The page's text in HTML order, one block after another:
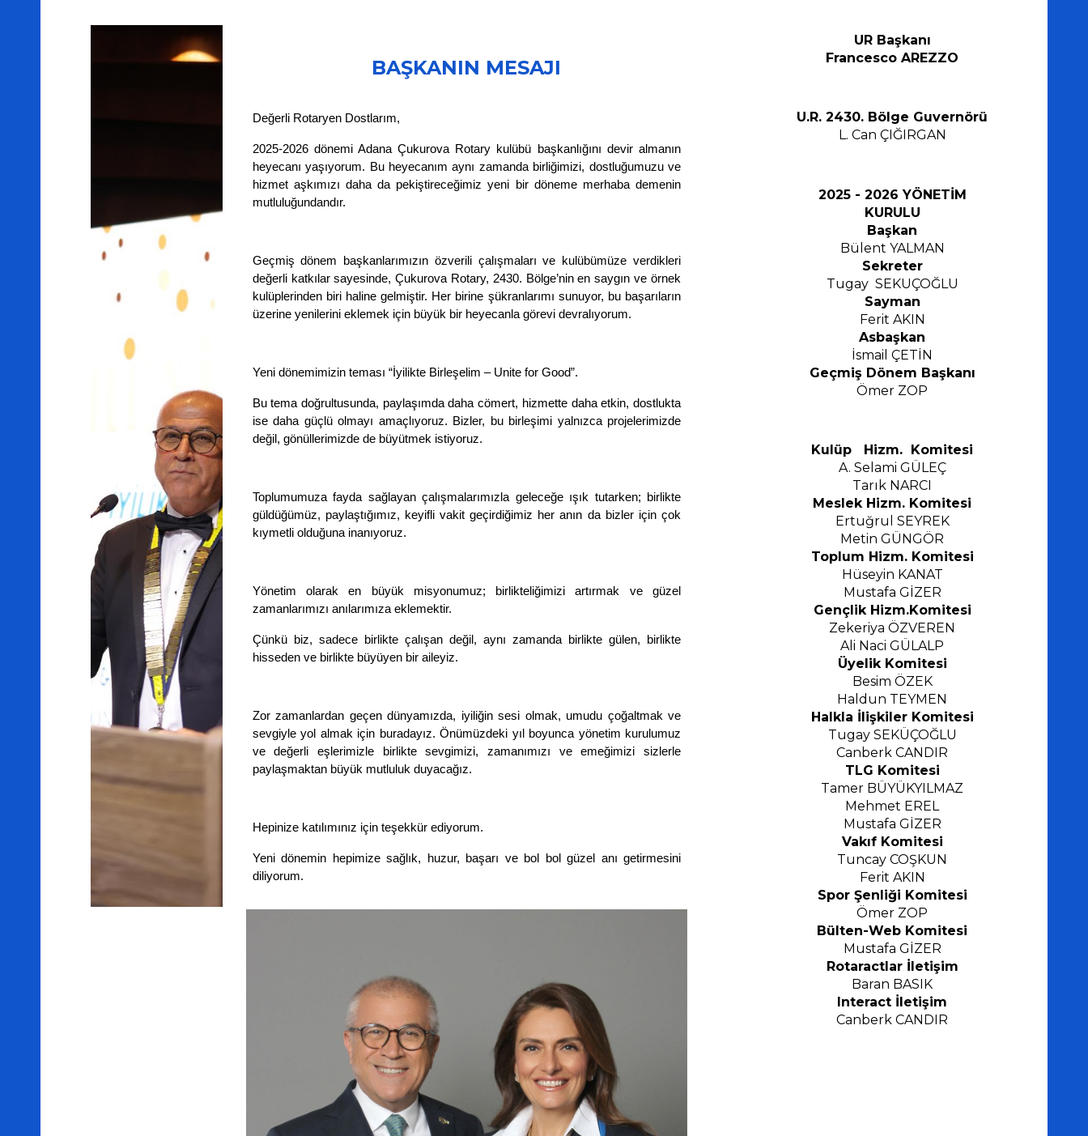
BAŞKANIN MESAJI
Değerli Rotaryen Dostlarım,
2025-2026 dönemi Adana Çukurova Rotary kulübü başkanlığını devir almanın
heyecanı yaşıyorum. Bu heyecanım aynı zamanda birliğimizi, dostluğumuzu ve
hizmet aşkımızı daha da pekiştireceğimiz yeni bir döneme merhaba demenin
mutluluğundandır.
Geçmiş dönem başkanlarımızın özverili çalışmaları ve kulübümüze verdikleri
değerli katkılar sayesinde, Çukurova Rotary, 2430. Bölge’nin en saygın ve örnek
kulüplerinden biri haline gelmiştir. Her birine şükranlarımı sunuyor, bu başarıların
üzerine yenilerini eklemek için büyük bir heyecanla görevi devralıyorum.
Yeni dönemimizin teması “İyilikte Birleşelim – Unite for Good”.
Bu tema doğrultusunda, paylaşımda daha cömert, hizmette daha etkin, dostlukta
ise daha güçlü olmayı amaçlıyoruz. Bizler, bu birleşimi yalnızca projelerimizde
değil, gönüllerimizde de büyütmek istiyoruz.
Toplumumuza fayda sağlayan çalışmalarımızla geleceğe ışık tutarken; birlikte
güldüğümüz, paylaştığımız, keyifli vakit geçirdiğimiz her anın da bizler için çok
kıymetli olduğuna inanıyoruz.
Yönetim olarak en büyük misyonumuz; birlikteliğimizi artırmak ve güzel
zamanlarımızı anılarımıza eklemektir.
Çünkü biz, sadece birlikte çalışan değil, aynı zamanda birlikte gülen, birlikte
hisseden ve birlikte büyüyen bir aileyiz.
Zor zamanlardan geçen dünyamızda, iyiliğin sesi olmak, umudu çoğaltmak ve
sevgiyle yol almak için buradayız. Önümüzdeki yıl boyunca yönetim kurulumuz
ve değerli eşlerimizle birlikte sevgimizi, zamanımızı ve emeğimizi sizlerle
paylaşmaktan büyük mutluluk duyacağız.
Hepinize katılımınız için teşekkür ediyorum.
Yeni dönemin hepimize sağlık, huzur, başarı ve bol bol güzel anı getirmesini
diliyorum.
UR Başkanı
Francesco AREZZO
U.R. 2430. Bölge Guvernörü
L. Can ÇIĞIRGAN
2025- 2026 YÖNETİM
KURULU
Başkan
Bülent YALMAN
Sekreter
Tugay SEKUÇOĞLU
Sayman
Ferit AKIN
Asbaşkan
İsmail ÇETİN
Geçmiş Dönem Başkanı
Ömer ZOP
Kulüp Hizm. Komitesi
A. Selami GÜLEÇ
Tarık NARCI
Meslek Hizm. Komitesi
Ertuğrul SEYREK
Metin GÜNGÖR
Toplum Hizm. Komitesi
Hüseyin KANAT
Mustafa GİZER
Gençlik Hizm.Komitesi
Zekeriya ÖZVEREN
Ali Naci GÜLALP
Üyelik Komitesi
Besim ÖZEK
Haldun TEYMEN
Halkla İlişkiler Komitesi
Tugay SEKÜÇOĞLU
Canberk CANDIR
TLG Komitesi
Tamer BÜYÜKYILMAZ
Mehmet EREL
Mustafa GİZER
Vakıf Komitesi
Tuncay COŞKUN
Ferit AKIN
Spor Şenliği Komitesi
Ömer ZOP
Bülten-Web Komitesi
Mustafa GİZER
Rotaractlar İletişim
Baran BASIK
Interact İletişim
Canberk CANDIR